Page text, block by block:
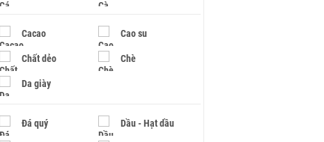
Cacao Cao su
Chất dẻo Chè
Da giày
Đá quý Dầu - Hạt dầu